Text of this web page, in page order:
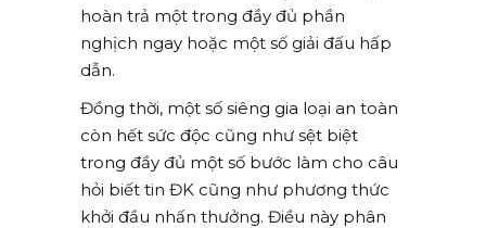
hoàn trả một trong đầy đủ phần
nghịch ngay hoặc một số giải đấu hấp
dẫn.
Đồng thời, một số siêng gia loại an toàn
còn hết sức độc cũng như sệt biệt
trong đầy đủ một số bước làm cho câu
hỏi biết tin ĐK cũng như phương thức
khởi đầu nhấn thưởng. Điều này phân